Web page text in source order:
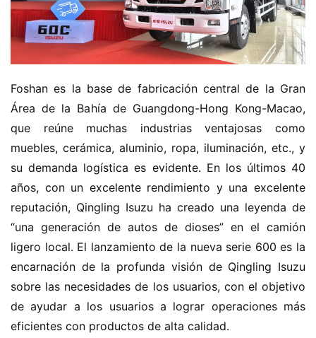
Foshan es la base de fabricación central de la Gran
Área de la Bahía de Guangdong-Hong Kong-Macao,
que reúne muchas industrias ventajosas como
muebles, cerámica, aluminio, ropa, iluminación, etc., y
su demanda logística es evidente. En los últimos 40
años, con un excelente rendimiento y una excelente
reputación, Qingling Isuzu ha creado una leyenda de
“una generación de autos de dioses” en el camión
ligero local. El lanzamiento de la nueva serie 600 es la
encarnación de la profunda visión de Qingling Isuzu
sobre las necesidades de los usuarios, con el objetivo
de ayudar a los usuarios a lograr operaciones más
eficientes con productos de alta calidad.